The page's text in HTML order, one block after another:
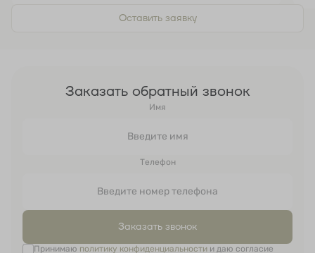
Оставить заявку
Заказать обратный звонок
Имя
Телефон
Заказать звонок
Принимаю политику конфиденциальностии даю согласие